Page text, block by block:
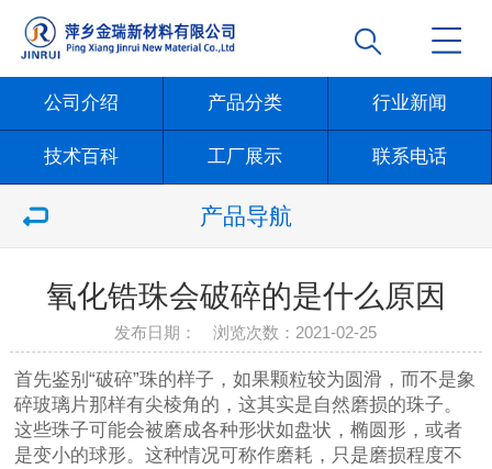
公司介绍 产品分类 行业新闻
技术百科 工厂展示 联系电话
产品导航
氧化锆珠会破碎的是什么原因
发布日期： 浏览次数： 2021-02-25
首先鉴别“破碎”珠的样子，如果颗粒较为圆滑，而不是象
碎玻璃片那样有尖棱角的，这其实是自然磨损的珠子。
这些珠子可能会被磨成各种形状如盘状，椭圆形，或者
是变小的球形。这种情况可称作磨耗，只是磨损程度不